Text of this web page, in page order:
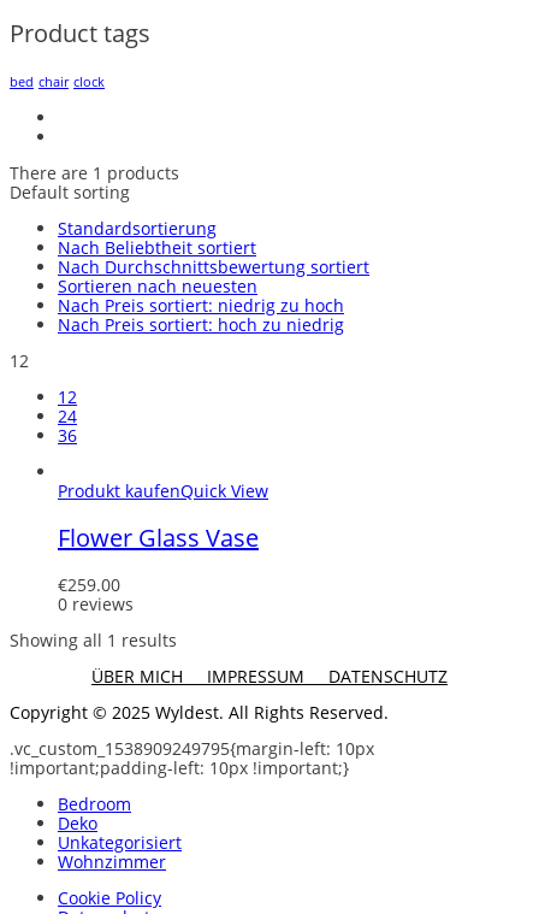
Product tags
bed chair clock
There are 1 products
Default sorting
Standardsortierung
Nach Beliebtheit sortiert
Nach Durchschnittsbewertung sortiert
Sortieren nach neuesten
Nach Preis sortiert: niedrig zu hoch
Nach Preis sortiert: hoch zu niedrig
12
12
24
36
Produkt kaufenQuick View
Flower Glass Vase
€259.00
0 reviews
Showing all 1 results
ÜBER MICH IMPRESSUM DATENSCHUTZ
Copyright © 2025 Wyldest. All Rights Reserved.
.vc_custom_1538909249795{margin-left: 10px
!important;padding-left: 10px !important;}
Bedroom
Deko
Unkategorisiert
Wohnzimmer
Cookie Policy